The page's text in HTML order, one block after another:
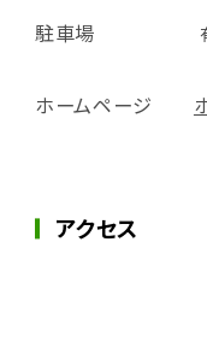
駐車場
ホームページ
アクセス